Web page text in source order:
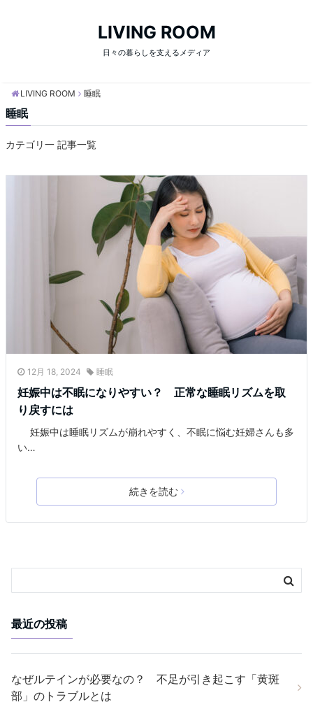
LIVING ROOM
日々の暮らしを支えるメディア
LIVING ROOM 睡眠
睡眠
カテゴリ一 記事一覧
12月 18, 2024 睡眠
妊娠中は不眠になりやすい？ 正常な睡眠リズムを取
り戻すには
妊娠中は睡眠リズムが崩れやすく、不眠に悩む妊婦さんも多
い…
続きを読む
最近の投稿
なぜルテインが必要なの？ 不足が引き起こす「黄斑
部」のトラブルとは